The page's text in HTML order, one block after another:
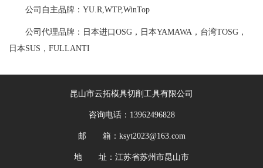
公司自主品牌：YU.R,WTP,WinTop
公司代理品牌：日本进口OSG，日本YAMAWA，台湾TOSG，
日本SUS，FULLANTI
昆山市云拓模具切削工具有限公司
咨询电话：13962496828
邮 箱：ksyt2023@163.com
地 址：江苏省苏州市昆山市